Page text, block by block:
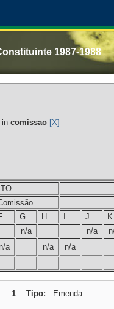
1987-1988
comissao [X]
G H J
K
n/a n/a
n/a n/a
n/a
1 Tipo: Emenda